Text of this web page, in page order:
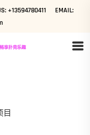
+13594780411
EMAIL:
目